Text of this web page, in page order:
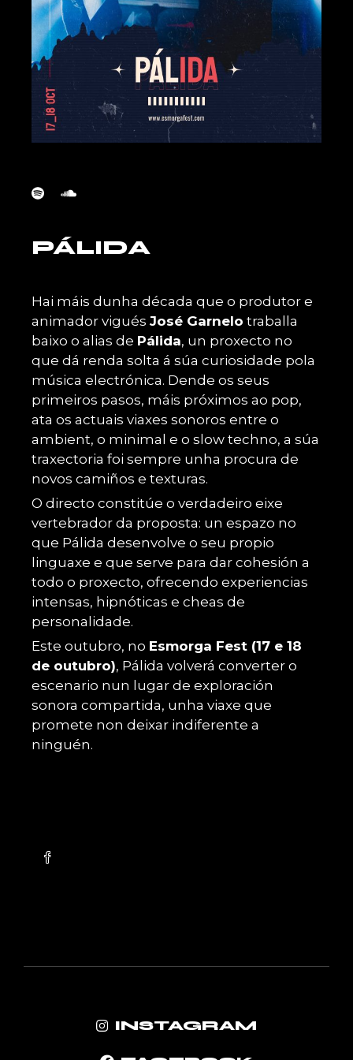
PÁLIDA
Hai máis dunha década que o produtor e
animador viguésJosé Garnelo traballa
baixo o alias de Pálida, un proxecto no
que dá renda solta á súa curiosidade pola
música electrónica. Dende os seus
primeiros pasos, máis próximos ao pop,
ata os actuais viaxes sonoros entre o
ambient, o minimal e o slow techno, a súa
traxectoria foi sempre unha procura de
novos camiños e texturas.
O directo constitúe o verdadeiro eixe
vertebrador da proposta: un espazo no
que Pálida desenvolve o seu propio
linguaxe e que serve para dar cohesión a
todo o proxecto, ofrecendo experiencias
intensas, hipnóticas e cheas de
personalidade.
Este outubro, no Esmorga Fest (17 e 18
de outubro), Pálida volverá converter o
escenario nun lugar de exploración
sonora compartida, unha viaxe que
promete non deixar indiferente a
ninguén.
INSTAGRAM